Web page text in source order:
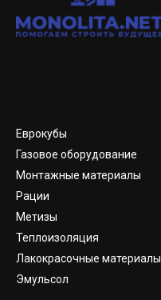
Еврокубы
Газовое оборудование
Монтажные материалы
Рации
Метизы
Теплоизоляция
Лакокрасочные материалы
Эмульсол